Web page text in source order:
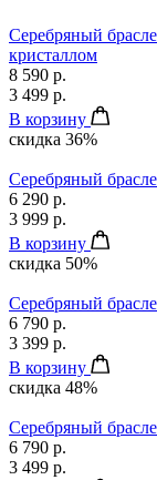
Серебряный
кристаллом
8 590 р.
3 499 р.
В корзину
скидка 36%
Серебряный
6 290 р.
3 999 р.
В корзину
скидка 50%
Серебряный
6 790 р.
3 399 р.
В корзину
скидка 48%
Серебряный
6 790 р.
3 499 р.